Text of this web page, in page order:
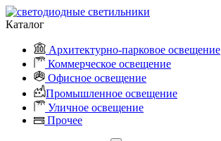
Каталог
Архитектурно-парковое освещение
Коммерческое освещение
Офисное освещение
Промышленное освещение
Уличное освещение
Прочее